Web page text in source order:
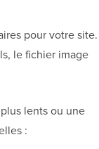
pour votre site.
le fichier image
lents ou une
: